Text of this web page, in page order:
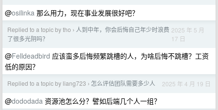
@osilinka 那么用力，现在事业发展很好吧？
Replied to a topic by tho › 人到中年，你会后悔自己年少时浪费
了很多光阴吗？
2025 年 5 月
17 日
@Felldeadbird 应该蛮多后悔频繁跳槽的人，为啥后悔不跳槽？工资
低的原因？
Replied to a topic by liang723 › 怎么评估团队需要多少人 2025 年 4 月 19 日
@dododada 资源池怎么分？譬如后端几个人一组？